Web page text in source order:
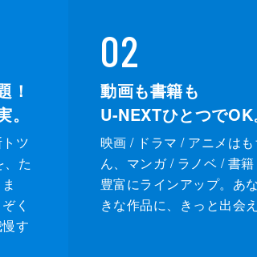
！
ツ
た
く
す
02
動画も書籍も
U-NEXTひとつでOK
映画 / ドラマ / アニメはも
ん、マンガ / ラノベ / 書
豊富にラインアップ。あ
きな作品に、きっと出会え